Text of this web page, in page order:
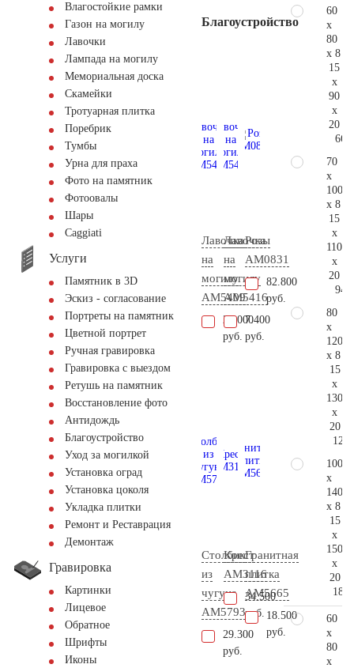
Влагостойкие рамки
Газон на могилу
Лавочки
Лампада на могилу
Мемориальная доска
Скамейки
Тротуарная плитка
Поребрик
Тумбы
Урна для праха
Фото на памятник
Фотоовалы
Шары
Сaggiati
Услуги
Памятник в 3D
Эскиз - согласование
Портреты на памятник
Цветной портрет
Ручная гравировка
Гравировка с выездом
Ретушь на памятник
Восстановление фото
Антидождь
Благоустройство
Уход за могилкой
Установка оград
Установка цоколя
Укладка плитки
Ремонт и Реставрация
Демонтаж
Гравировка
Картинки
Лицевое
Обратное
Шрифты
Иконы
Благоустройство
Лавочка
на
могилу
AM5409
20.000
руб.
Лавочка
на
могилу
AM5416
7.400
руб.
Розы
AM0831
82.800
руб.
Столбик
из
чугуна
AM5793
29.300
руб.
Крест
AM3116
34.500
руб.
Гранитная
плитка
AM5665
18.500
руб.
60
x
80
x 8
15
x
90
x
20
70
x
100
x 8
15
x
110
x
20
80
x
120
x 8
15
x
130
x
20
100
x
140
x 8
15
x
150
x
20
60
x
80
x